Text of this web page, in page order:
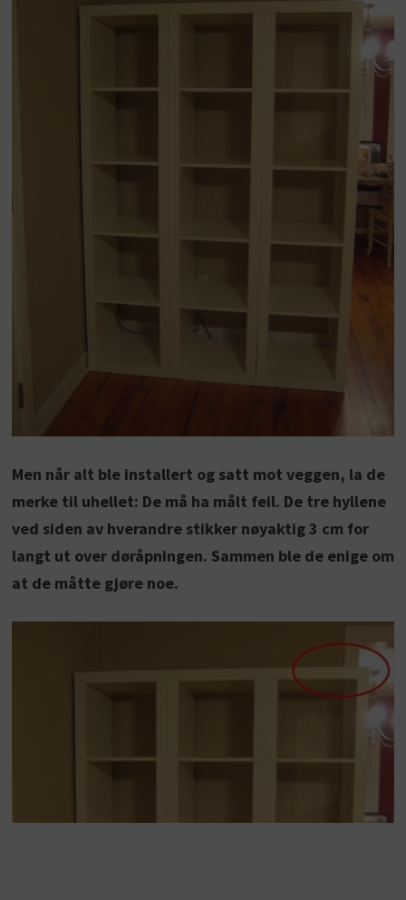
Men når alt ble installert og satt mot veggen, la de
merke til uhellet: De må ha målt feil. De tre hyllene
ved siden av hverandre stikker nøyaktig 3 cm for
langt ut over døråpningen. Sammen ble de enige om
at de måtte gjøre noe.